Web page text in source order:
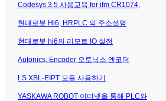
Codesys 3.5 사용교육 for ifm CR1074,
현대로봇 Hi6, HRPLC 의 주소설명
현대로봇 hi6의 리모트 IO 설정
Autonics, Encoder 오토닉스 엔코더
LS XBL-EIPT 모듈 사용하기
YASKAWA ROBOT 이더넷을 통해 PLC와